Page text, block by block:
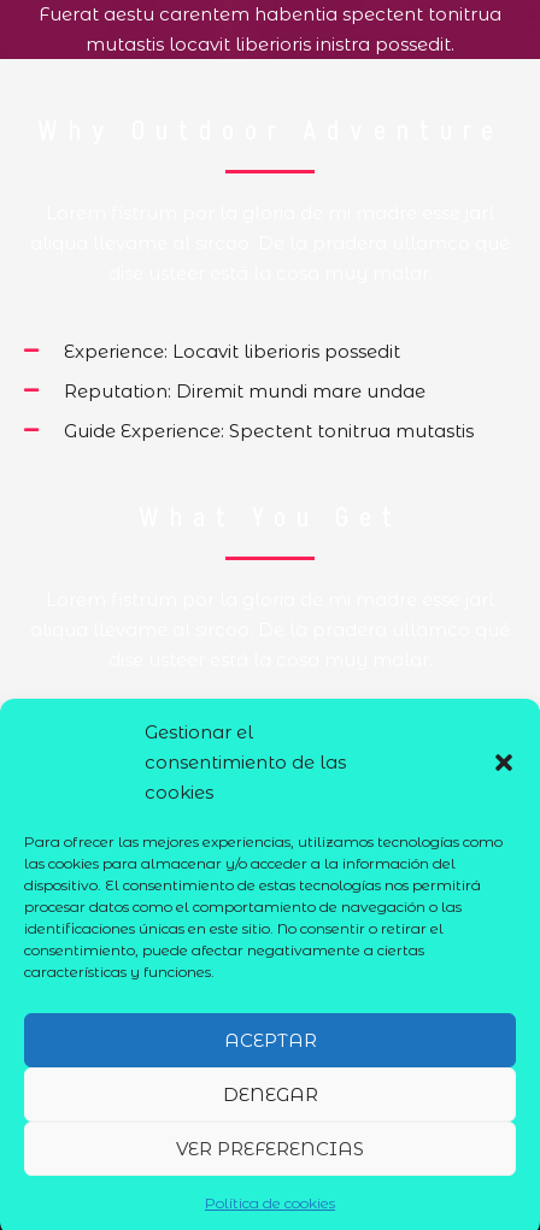
Gestionar el
consentimiento de las
cookies
Para ofrecer las mejores experiencias, utilizamos tecnologías como
las cookies para almacenar y/o acceder a la información del
dispositivo. El consentimiento de estas tecnologías nos permitirá
procesar datos como el comportamiento de navegación o las
identificaciones únicas en este sitio. No consentir o retirar el
consentimiento, puede afectar negativamente a ciertas
características y funciones.
ACEPTAR
DENEGAR
VER PREFERENCIAS
Política de cookies
Fuerat aestu carentem habentia spectent tonitrua
mutastis locavit liberioris inistra possedit.
Experience: Locavit liberioris possedit
Reputation: Diremit mundi mare undae
Guide Experience: Spectent tonitrua mutastis
Private Hike: Locavit liberioris possedit
Política de Privacidad
Copyright © 2026 ELITEDUCA